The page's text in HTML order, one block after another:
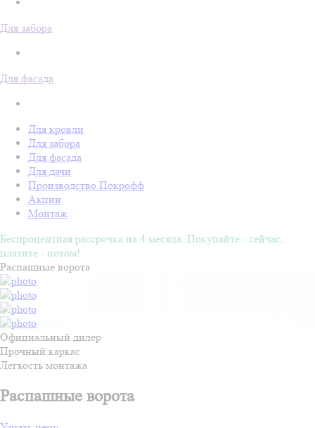
Для забора
Для фасада
Для кровли
Для забора
Для фасада
Для дачи
Производство Покрофф
Акции
Монтаж
Беспроцентная рассрочка на 4 месяца. Покупайте - сейчас,
платите - потом!
Распашные ворота
Официальный дилер
Прочный каркас
Легкость монтажа
Распашные ворота